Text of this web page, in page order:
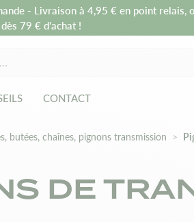
- Livraison à 4,95 € en point relais,
dès 79 € d’achat !
CONTACT
butées, chaînes, pignons transmission
DE